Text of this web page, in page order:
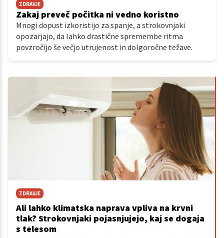
ZDRAVJE
Zakaj preveč počitka ni vedno koristno
Mnogi dopust izkoristijo za spanje, a strokovnjaki
opozarjajo, da lahko drastične spremembe ritma
povzročijo še večjo utrujenost in dolgoročne težave.
ZDRAVJE
Ali lahko klimatska naprava vpliva na krvni
tlak? Strokovnjaki pojasnjujejo, kaj se dogaja
s telesom